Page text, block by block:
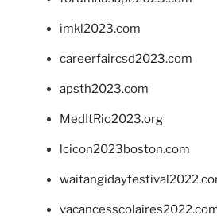
imkl2023.com
careerfaircsd2023.com
apsth2023.com
MedItRio2023.org
lcicon2023boston.com